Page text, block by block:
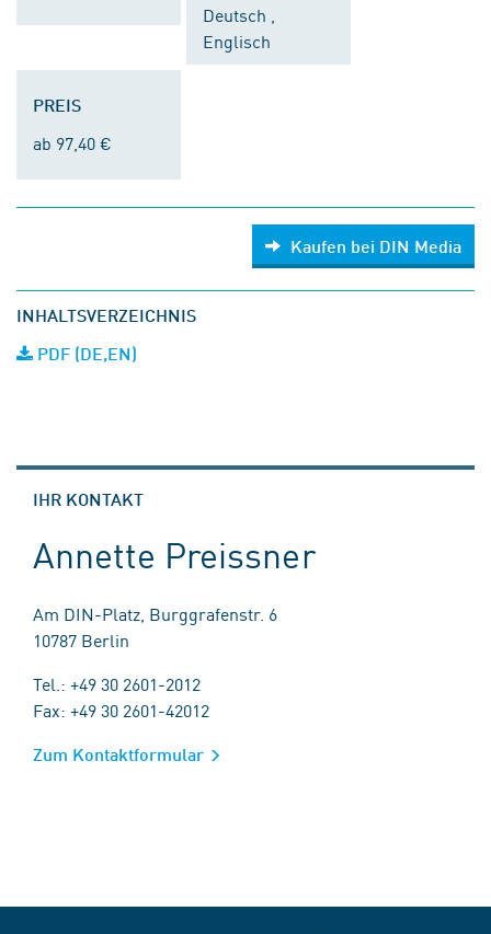
Deutsch ,
Englisch
PREIS
ab 97,40 €
Kaufen bei DIN Media
INHALTSVERZEICHNIS
PDF (DE,EN)
IHR KONTAKT
Annette Preissner
Am DIN-Platz, Burggrafenstr. 6
10787 Berlin
Tel.: +49 30 2601-2012
Fax: +49 30 2601-42012
Zum Kontaktformular